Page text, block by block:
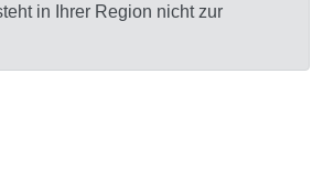
in Ihrer Region nicht zur